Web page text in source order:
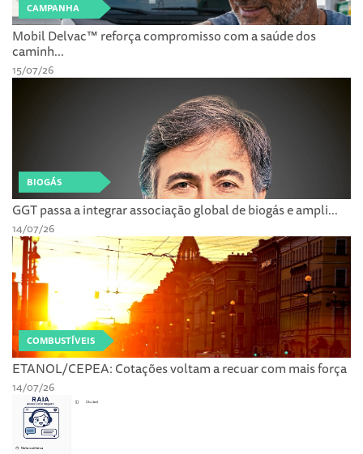
CAMPANHA
Mobil Delvac™ reforça compromisso com a saúde dos
caminh...
15/07/26
BIOGÁS
GGT passa a integrar associação global de biogás e ampli...
14/07/26
COMBUSTÍVEIS
ETANOL/CEPEA: Cotações voltam a recuar com mais força
14/07/26